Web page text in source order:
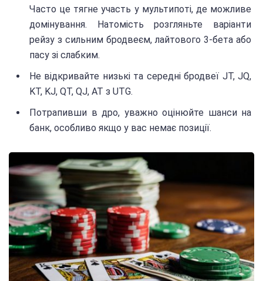
Часто це тягне участь у мультипоті, де можливе
домінування. Натомість розгляньте варіанти
рейзу з сильним бродвеєм, лайтового 3-бета або
пасу зі слабким.
Не відкривайте низькі та середні бродвеї JT, JQ,
KT, KJ, QT, QJ, AT з UTG.
Потрапивши в дро, уважно оцінюйте шанси на
банк, особливо якщо у вас немає позиції.